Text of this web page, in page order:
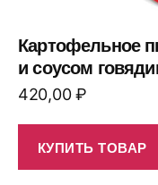
Картофельное
и соусом
420,00₽
КУПИТЬ ТОВАР